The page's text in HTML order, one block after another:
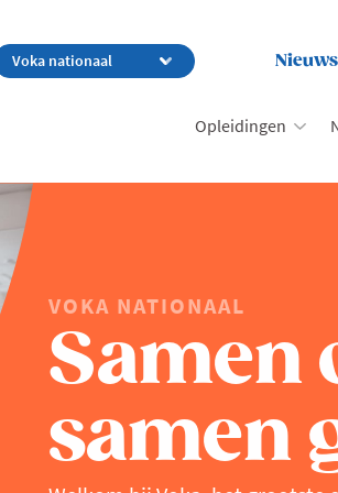
Nieuws
Opleidingen
VOKA NATIONAAL
Samen
samen